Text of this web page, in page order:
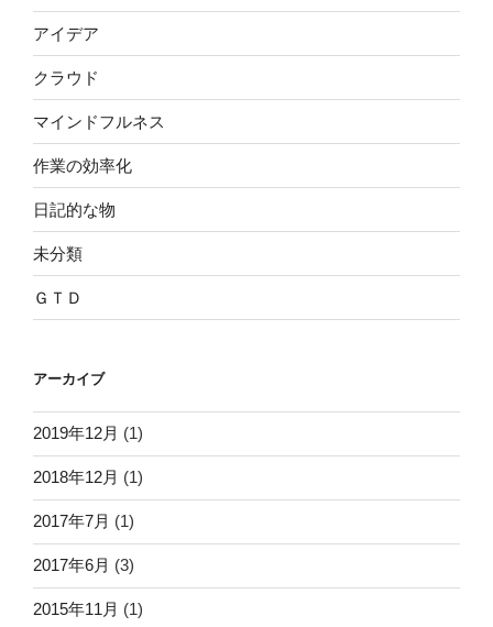
アイデア
クラウド
マインドフルネス
作業の効率化
日記的な物
未分類
ＧＴＤ
アーカイブ
2019年12月 (1)
2018年12月 (1)
2017年7月 (1)
2017年6月 (3)
2015年11月 (1)